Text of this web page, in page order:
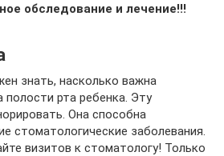
обследование и лечение!!!
знать, насколько важна
полости рта ребенка. Эту
Она способна
стоматологические заболевания.
визитов к стоматологу! Только